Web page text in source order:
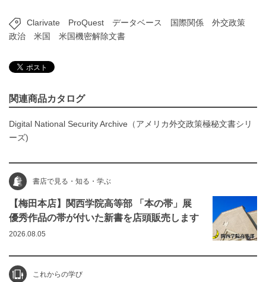
Clarivate ProQuest データベース 国際関係
外交政策
政治
米国 米国機密解除文書
関連商品カタログ
Digital National Security Archive（アメリカ外交政策極秘文書シリ
ーズ)
書店で見る・知る・学ぶ
【梅田本店】関西学院高等部 「本の帯」展
優秀作品の帯が付いた新書を店頭販売します
2026.08.05
これからの学び